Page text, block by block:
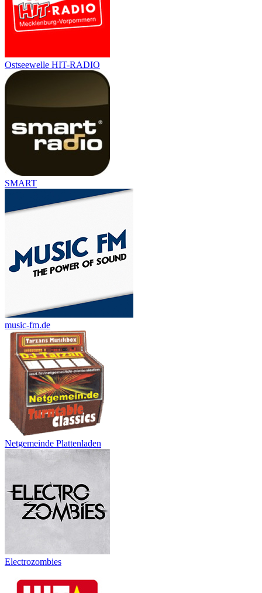
Ostseewelle HIT-RADIO
SMART
music-fm.de
Netgemeinde Plattenladen
Electrozombies